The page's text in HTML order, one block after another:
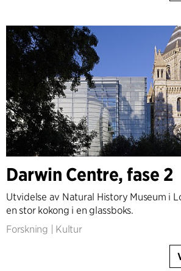
Darwin Centre, fase 2
Utvidelse av Natural History Museum i
en stor kokong i en glassboks.
Forskning
Kultur